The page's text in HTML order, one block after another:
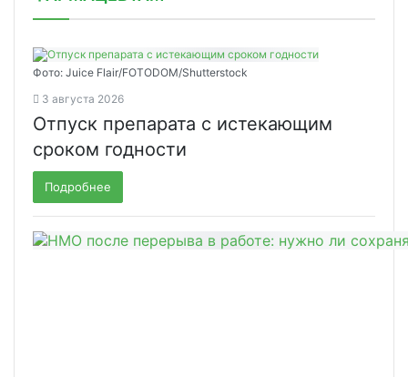
Фото: Juice Flair/FOTODOM/Shutterstoсk
3 августа 2026
Отпуск препарата с истекающим
сроком годности
Подробнее